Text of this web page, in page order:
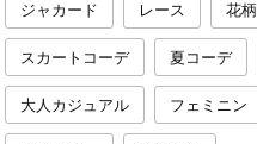
ジャカード レース 花柄
スカートコーデ 夏コーデ
大人カジュアル フェミニン